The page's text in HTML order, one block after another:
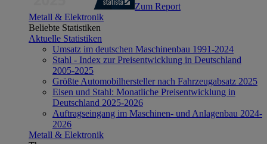
Zum Report
Metall & Elektronik
Beliebte Statistiken
Aktuelle Statistiken
Umsatz im deutschen Maschinenbau 1991-2024
Stahl - Index zur Preisentwicklung in Deutschland
2005-2025
Größte Automobilhersteller nach Fahrzeugabsatz 2025
Eisen und Stahl: Monatliche Preisentwicklung in
Deutschland 2025-2026
Auftragseingang im Maschinen- und Anlagenbau 2024-
2026
Metall & Elektronik